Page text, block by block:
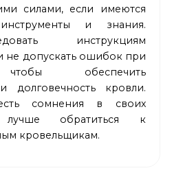
силами, если имеются
и знания.
инструкциям
не допускать ошибок при
обеспечить
долговечность кровли.
сомнения в своих
лучше обратиться к
кровельщикам.